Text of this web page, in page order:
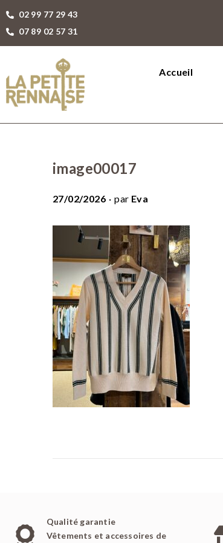
02 99 77 29 43
07 89 02 57 31
Accueil
image00017
P
i
é
l
e
27/02/2026 . par Eva
Qualité garantie
Vêtements et accessoires de